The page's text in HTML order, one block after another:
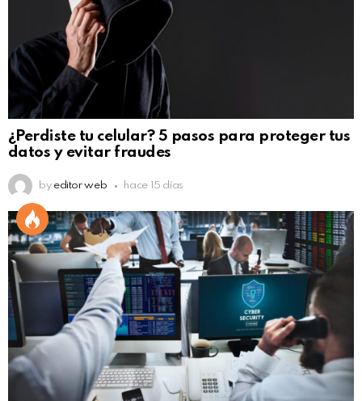
¿Perdiste tu celular? 5 pasos para proteger tus
datos y evitar fraudes
by editor web hace 15 días